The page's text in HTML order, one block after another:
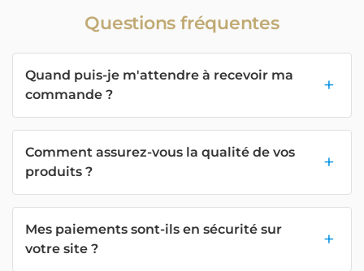
Questions fréquentes
Quand puis-je m'attendre à recevoir ma
commande ?
Comment assurez-vous la qualité de vos
produits ?
Mes paiements sont-ils en sécurité sur
votre site ?